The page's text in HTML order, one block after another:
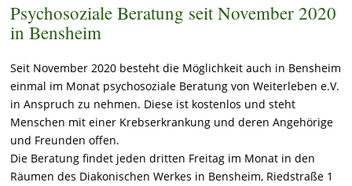
Psychosoziale Beratung seit November 2020
in Bensheim
Seit November 2020 besteht die Möglichkeit auch in Bensheim
einmal im Monat psychosoziale Beratung von Weiterleben e.V.
in Anspruch zu nehmen. Diese ist kostenlos und steht
Menschen mit einer Krebserkrankung und deren Angehörige
und Freunden offen.
Die Beratung findet jeden dritten Freitag im Monat in den
Räumen des Diakonischen Werkes in Bensheim, Riedstraße 1